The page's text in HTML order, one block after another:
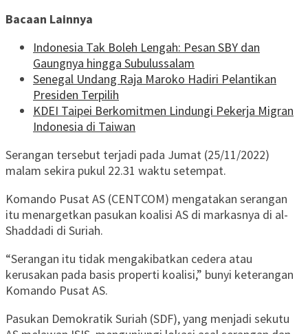
Bacaan Lainnya
Indonesia Tak Boleh Lengah: Pesan SBY dan
Gaungnya hingga Subulussalam
Senegal Undang Raja Maroko Hadiri Pelantikan
Presiden Terpilih
KDEI Taipei Berkomitmen Lindungi Pekerja Migran
Indonesia di Taiwan
Serangan tersebut terjadi pada Jumat (25/11/2022)
malam sekira pukul 22.31 waktu setempat.
Komando Pusat AS (CENTCOM) mengatakan serangan
itu menargetkan pasukan koalisi AS di markasnya di al-
Shaddadi di Suriah.
“Serangan itu tidak mengakibatkan cedera atau
kerusakan pada basis properti koalisi,” bunyi keterangan
Komando Pusat AS.
Pasukan Demokratik Suriah (SDF), yang menjadi sekutu